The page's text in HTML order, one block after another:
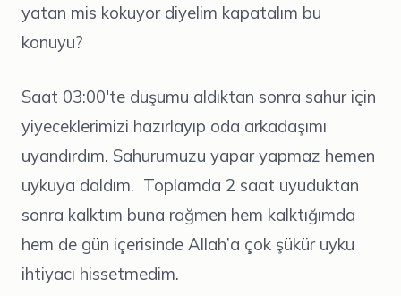
yatan mis kokuyor diyelim kapatalım bu
konuyu?
Saat 03:00'te duşumu aldıktan sonra sahur için
yiyeceklerimizi hazırlayıp oda arkadaşımı
uyandırdım. Sahurumuzu yapar yapmaz hemen
uykuya daldım. Toplamda 2 saat uyuduktan
sonra kalktım buna rağmen hem kalktığımda
hem de gün içerisinde Allah’a çok şükür uyku
ihtiyacı hissetmedim.